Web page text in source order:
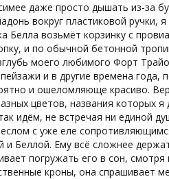
даже просто дышать из-за
вокруг пластиковой ручки,
Белла возьмёт корзинку с
и по обычной бетонной
моего любимого Форт
и в другие времена года,
и ошеломляюще красиво.
цветов, названия которых
идём, не встречая ни единой
с уже еле
Беллой. Ему всё сложнее
погружать его в сон,
кроны, она спрашивает